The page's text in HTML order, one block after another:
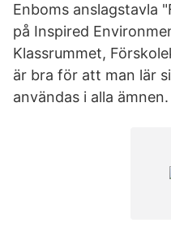
Enboms anslagstavla
på Inspired
Klassrummet,
är bra för att man lär
användas i alla ämnen.